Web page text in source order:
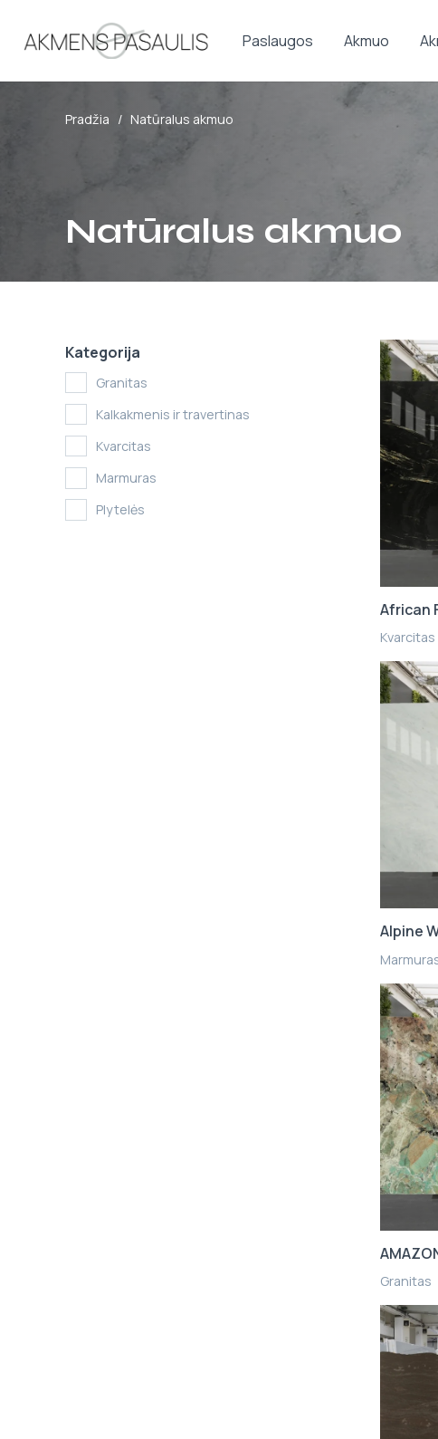
Paslaugos Akmuo
Pradžia / Natūralus akmuo
Natūralus akmuo
Kategorija
Granitas
Kalkakmenis ir travertinas
Kvarcitas
Marmuras
Plytelės
African
Kvarcitas
Alpine
Granitas